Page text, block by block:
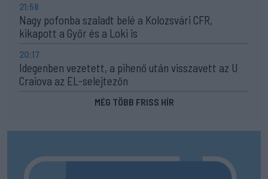
21:58
Nagy pofonba szaladt belé a Kolozsvári CFR,
kikapott a Győr és a Loki is
20:17
Idegenben vezetett, a pihenő után visszavett az U
Craiova az EL-selejtezőn
MÉG TÖBB FRISS HÍR